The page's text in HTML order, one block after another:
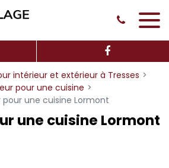
intérieur et extérieur à Tresses
pour une cuisine
pour une cuisine Lormont
une cuisine Lormont